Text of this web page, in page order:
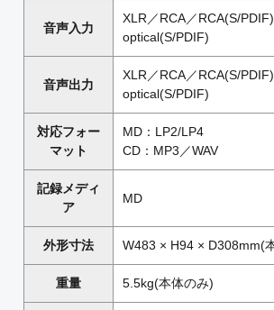
音声入力
XLR／RCA／RCA(S/
optical(S/PDIF)
音声出力
XLR／RCA／RCA(S/
optical(S/PDIF)
対応フォー
マット
MD：LP2/LP4
CD：MP3／WAV
記録メディ
ア
MD
外形寸法 W483 × H94 × D308mm(
重量 5.5kg(本体のみ)